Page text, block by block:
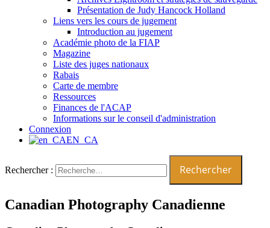
Présentation de Judy Hancock Holland
Liens vers les cours de jugement
Introduction au jugement
Académie photo de la FIAP
Magazine
Liste des juges nationaux
Rabais
Carte de membre
Ressources
Finances de l'ACAP
Informations sur le conseil d'administration
Connexion
EN_CA
Rechercher :
Canadian Photography Canadienne